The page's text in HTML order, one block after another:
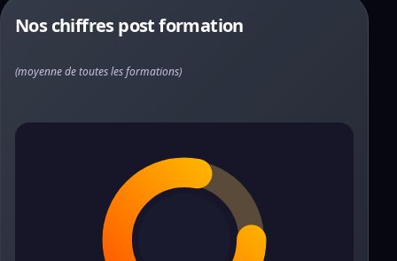
Nos chiffres post formation
(moyenne de toutes les formations)